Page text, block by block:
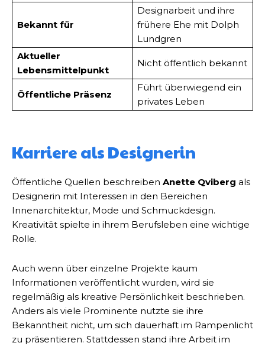
Bekannt für
Designarbeit und ihre
frühere Ehe mit Dolph
Lundgren
Aktueller
Lebensmittelpunkt
Nicht öffentlich bekannt
Öffentliche Präsenz
Führt überwiegend ein
privates Leben
Karriere als Designerin
Öffentliche Quellen beschreiben Anette Qviberg als
Designerin mit Interessen in den Bereichen
Innenarchitektur, Mode und Schmuckdesign.
Kreativität spielte in ihrem Berufsleben eine wichtige
Rolle.
Auch wenn über einzelne Projekte kaum
Informationen veröffentlicht wurden, wird sie
regelmäßig als kreative Persönlichkeit beschrieben.
Anders als viele Prominente nutzte sie ihre
Bekanntheit nicht, um sich dauerhaft im Rampenlicht
zu präsentieren. Stattdessen stand ihre Arbeit im